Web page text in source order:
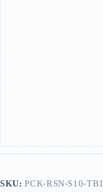
SKU:PCK-RSN-S10-